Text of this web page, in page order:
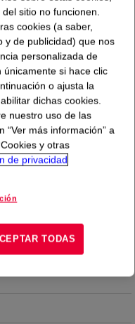
Antifoam Emulsion
emulsion designed
processes such
scrubbing,
sitio no funcionen.
cookies (a saber,
y de publicidad) que nos
personalizada de
únicamente si hace clic
o ajusta la
dichas cookies.
nuestro uso de las
“Ver más información” a
y otras
de privacidad
TODAS